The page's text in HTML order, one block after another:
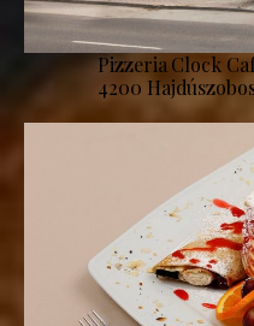
Pizzeria Clock
4200